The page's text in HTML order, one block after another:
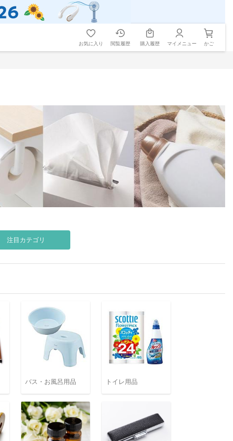
お気に入り 閲覧履歴 購入履歴 マイメニュー かご
注目カテゴリ
バス・お風呂用品 トイレ用品